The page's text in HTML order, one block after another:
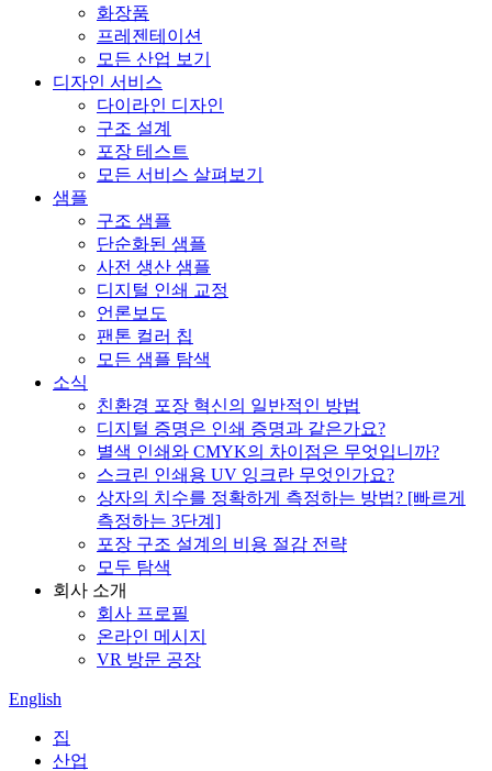
화장품
프레젠테이션
모든 산업 보기
디자인 서비스
다이라인 디자인
구조 설계
포장 테스트
모든 서비스 살펴보기
샘플
구조 샘플
단순화된 샘플
사전 생산 샘플
디지털 인쇄 교정
언론보도
팬톤 컬러 칩
모든 샘플 탐색
소식
친환경 포장 혁신의 일반적인 방법
디지털 증명은 인쇄 증명과 같은가요?
별색 인쇄와 CMYK의 차이점은 무엇입니까?
스크린 인쇄용 UV 잉크란 무엇인가요?
상자의 치수를 정확하게 측정하는 방법? [빠르게
측정하는 3단계]
포장 구조 설계의 비용 절감 전략
모두 탐색
회사 소개
회사 프로필
온라인 메시지
VR 방문 공장
English
집
산업